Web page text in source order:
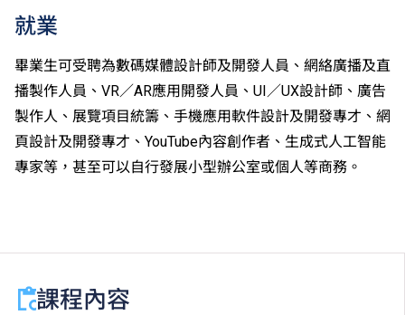
以前入讀的學生須完成指定升學單元）的畢業生。
修畢職專國際文憑課程的學生，可按其BTEC及IGCSE
成績，選擇繼續於職業訓練局升讀高級文憑課程。
申請人所遞交的工作經驗及／或資歷，會經有關學系作
個別評核。
就業
畢業生可受聘為數碼媒體設計師及開發人員、網絡廣播及直
播製作人員、VR／AR應用開發人員、UI／UX設計師、廣告
製作人、展覽項目統籌、手機應用軟件設計及開發專才、網
頁設計及開發專才、YouTube內容創作者、生成式人工智能
專家等，甚至可以自行發展小型辦公室或個人等商務。
課程內容